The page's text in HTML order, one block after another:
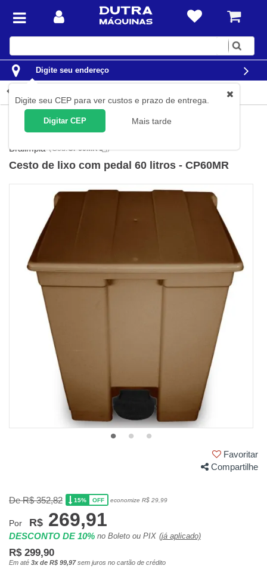
Digite
Digite seu endereço
Digite seu CEP para ver custos e prazo de entrega.
Digitar CEP Mais tarde
Limpeza Equipamentos para limpeza
Lixeiras Para Comércio
Bralimpia (Cód.CP60MR )
Cesto de lixo com pedal 60 litros - CP60MR
Favoritar
Compartilhe
De R$ 352,82 15% OFF economize R$ 29,99
Por R$ 269,91
DESCONTO DE 10% no Boleto ou PIX (já aplicado)
R$ 299,90
Em até 3x de R$ 99,97sem juros no cartão de crédito